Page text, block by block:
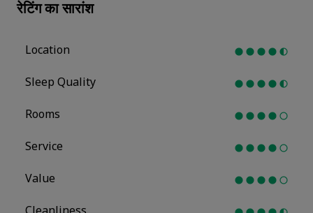
रेटिंग का सारांश
Location
Sleep Quality
Rooms
Service
Value